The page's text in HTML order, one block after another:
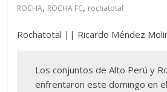
ROCHA, ROCHA FC, rochatotal
Rochatotal || Ricardo Méndez
Los conjuntos de Alto Perú y
enfrentaron este domingo en